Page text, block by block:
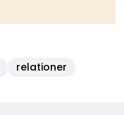
relationer